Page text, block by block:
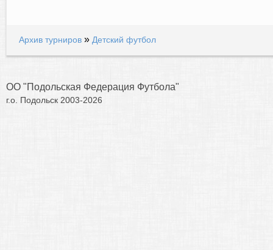
Архив турниров » Детский футбол
ОО "Подольская Федерация Футбола"
г.о. Подольск 2003-2026